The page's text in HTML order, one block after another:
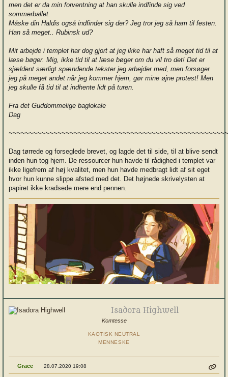
men det er da min forventning at han skulle indfinde sig ved
sommerballet.
Måske din Haldis også indfinder sig der? Jeg tror jeg så ham til festen.
Han så meget.. Rubinsk ud?
Mit arbejde i templet har dog gjort at jeg ikke har haft så meget tid til at
læse bøger. Mig, ikke tid til at læse bøger om du vil tro det! Det er
sjældent særligt spændende tekster jeg arbejder med, men forsøger
jeg på meget andet når jeg kommer hjem, gør mine øjne protest! Men
jeg skulle få tid til at indhente lidt på turen.
Fra det Guddommelige baglokale
Dag
Dag tørrede og forseglede brevet, og lagde det til side, til at blive sendt
inden hun tog hjem. De ressourcer hun havde til rådighed i templet var
ikke ligefrem af høj kvalitet, men hun havde medbragt lidt af sit eget
hvor hun kunne slippe afsted med det. Det højnede skrivelysten at
papiret ikke kradsede mere end pennen.
Isadora Highwell
Komtesse
KAOTISK NEUTRAL
MENNESKE
Grace 28.07.2020 19:08